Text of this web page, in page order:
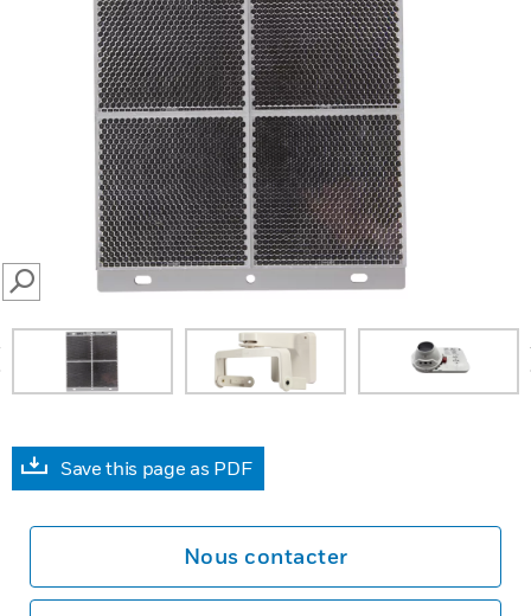
SEARCH
Save this page as PDF
Nous contacter